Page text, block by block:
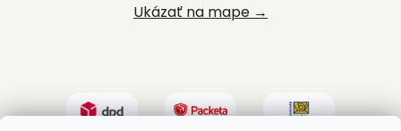
Ukázať na mape →